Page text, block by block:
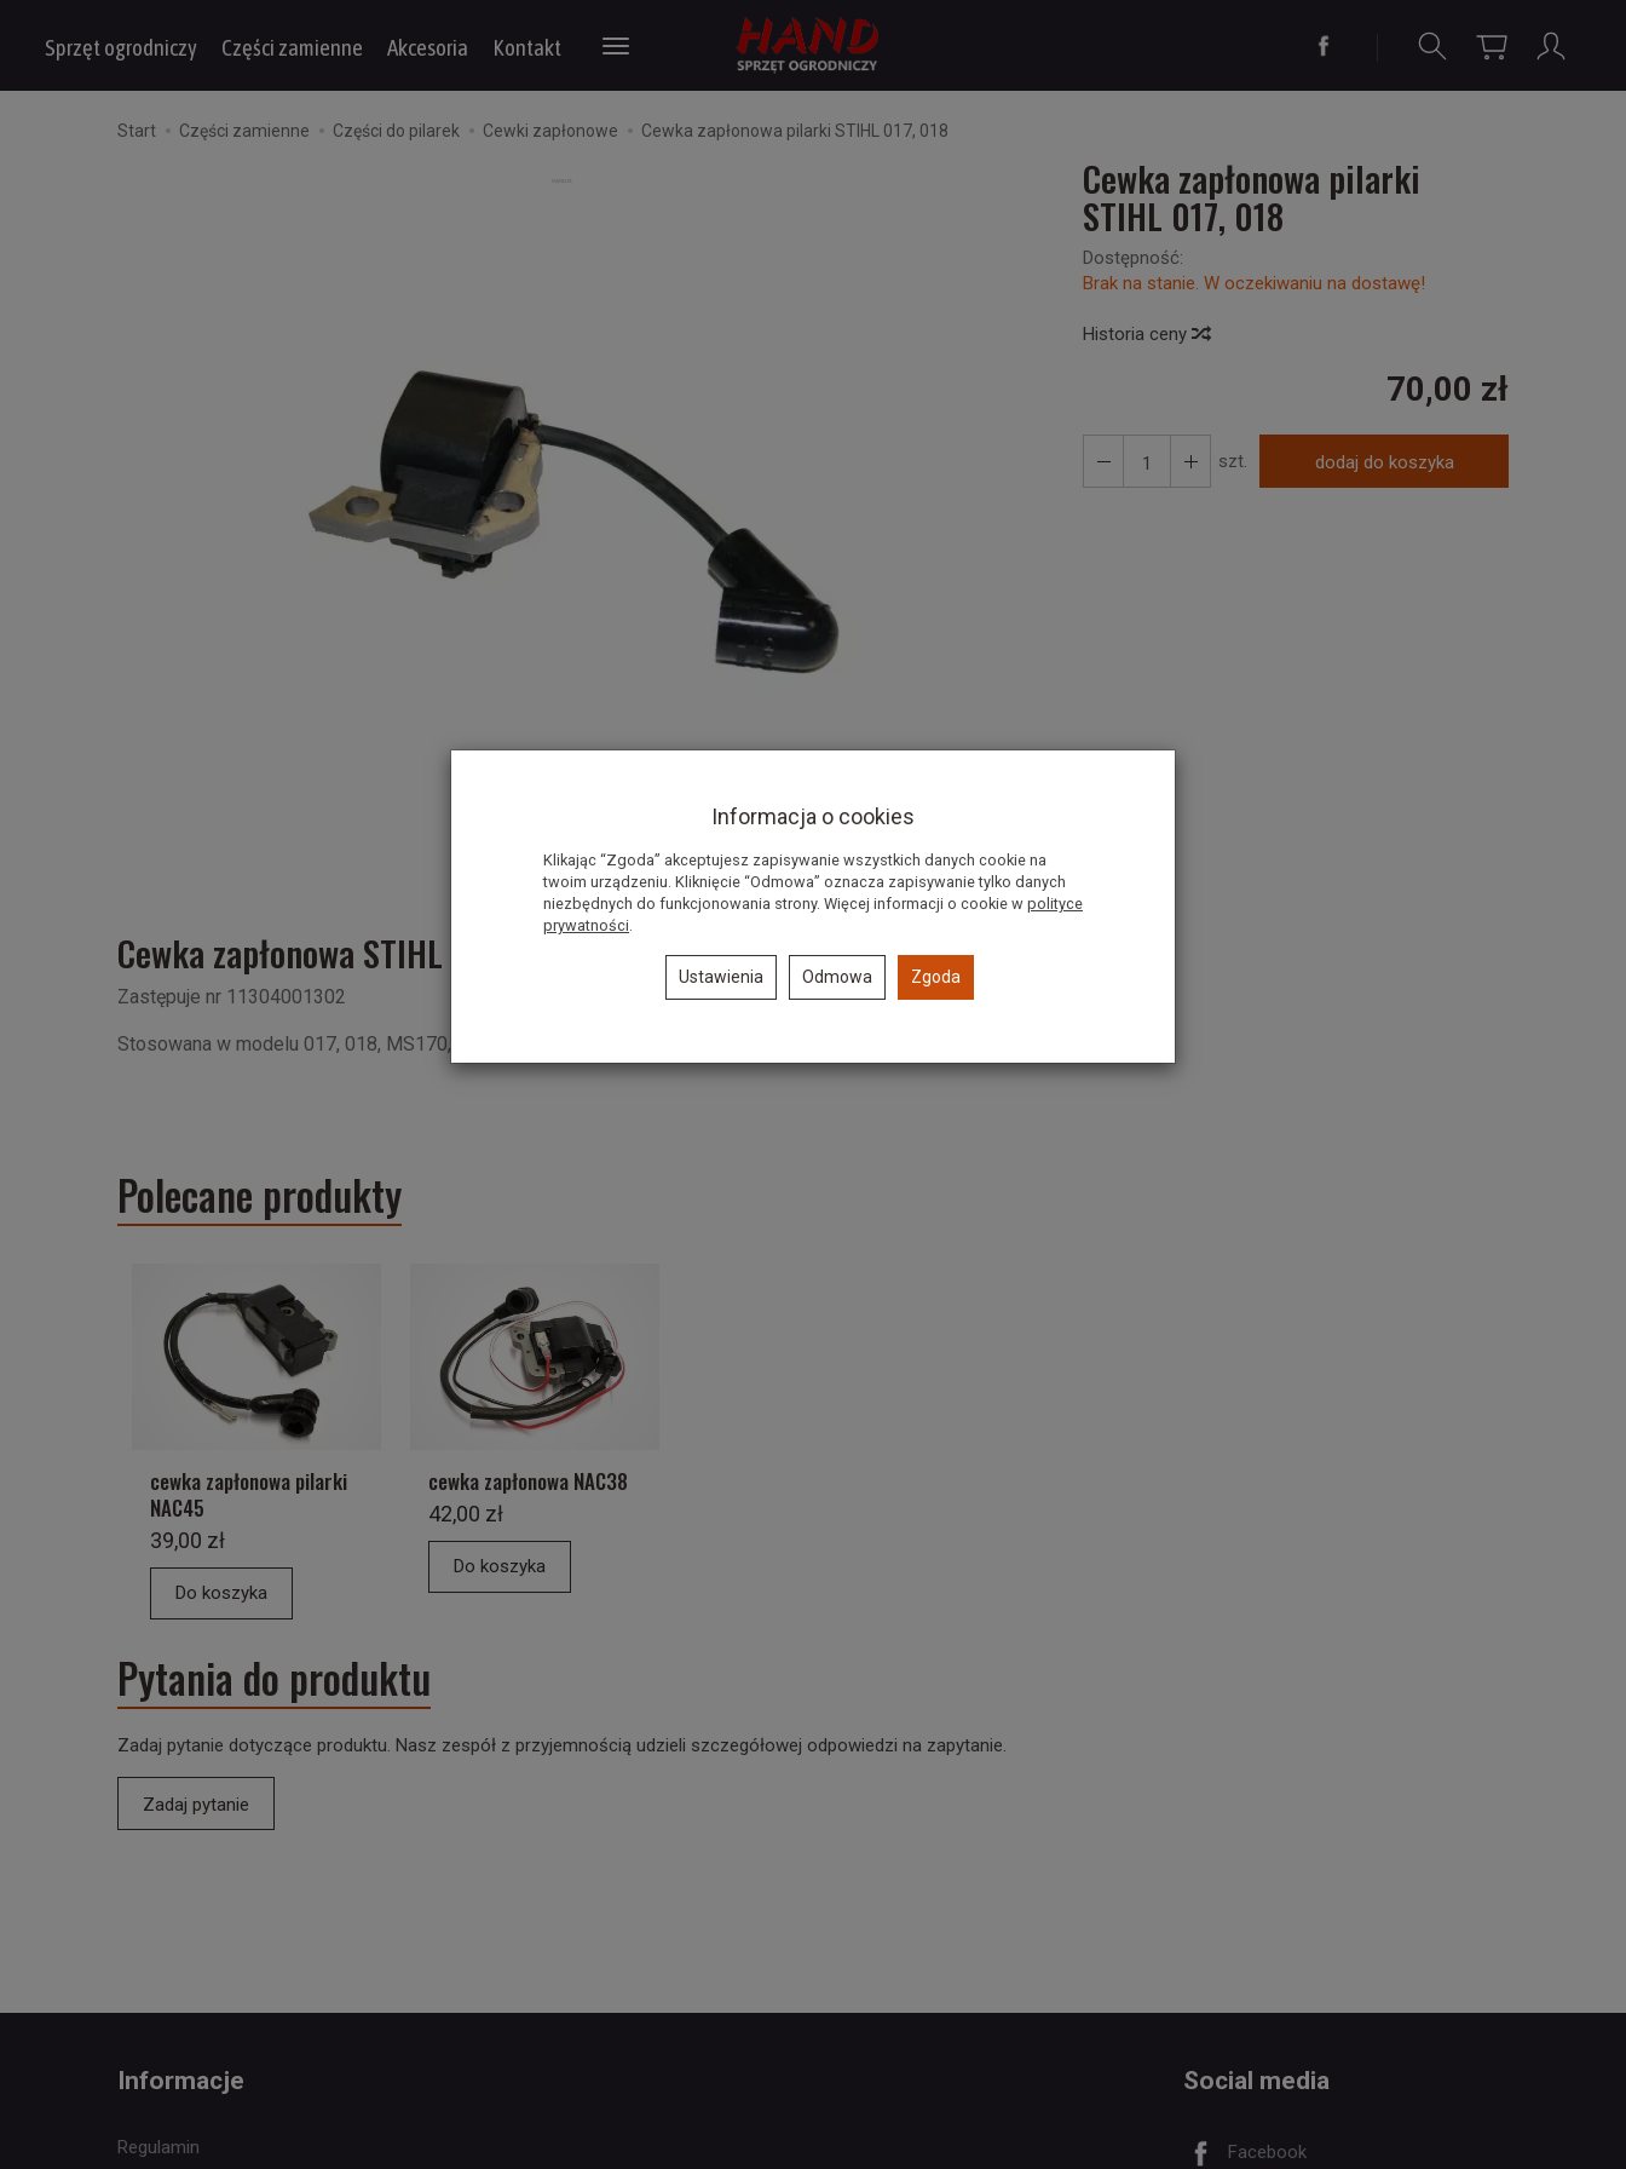
Sprzęt ogrodniczy Części zamienne Akcesoria Kontakt
Start Części zamienne Części do pilarek Cewki zapłonowe Cewka zapłonowa pilarki STIHL 017, 018
Cewka zapłonowa pilarki
STIHL 017, 018
Dostępność:
Brak na stanie. W oczekiwaniu na dostawę!
Historia ceny
70,00 zł
szt. dodaj do koszyka
Cewka zapłonowa STIHL
Zastępuje nr 11304001302
Stosowana w modelu 017, 018, MS170, MS170C, MS180, MS180C
Polecane produkty
cewka zapłonowa pilarki
NAC45
39,00 zł
Do koszyka
cewka zapłonowa NAC38
42,00 zł
Do koszyka
Pytania do produktu
Zadaj pytanie dotyczące produktu. Nasz zespół z przyjemnością udzieli szczegółowej odpowiedzi na zapytanie.
Zadaj pytanie
Informacje
Regulamin
Social media
Facebook
Informacja o cookies
Klikając “Zgoda” akceptujesz zapisywanie wszystkich danych cookie na
twoim urządzeniu. Kliknięcie “Odmowa” oznacza zapisywanie tylko danych
niezbędnych do funkcjonowania strony. Więcej informacji o cookie w polityce
prywatności
Ustawienia Odmowa Zgoda